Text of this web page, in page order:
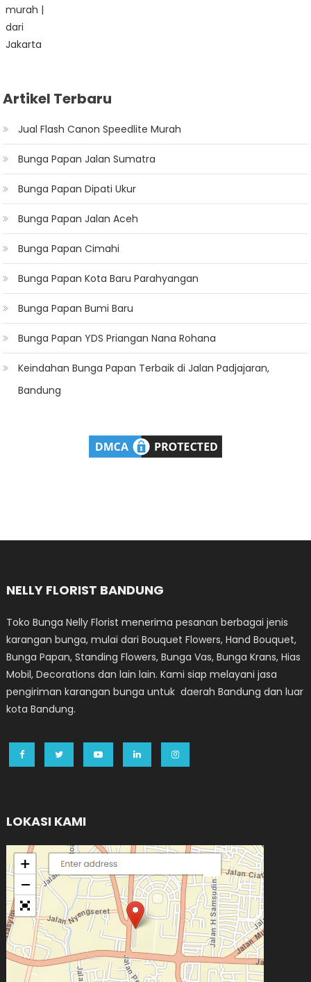
Artikel Terbaru
Jual Flash Canon Speedlite Murah
Bunga Papan Jalan Sumatra
Bunga Papan Dipati Ukur
Bunga Papan Jalan Aceh
Bunga Papan Cimahi
Bunga Papan Kota Baru Parahyangan
Bunga Papan Bumi Baru
Bunga Papan YDS Priangan Nana Rohana
Keindahan Bunga Papan Terbaik di Jalan Padjajaran,
Bandung
NELLY FLORIST BANDUNG
Toko Bunga Nelly Florist menerima pesanan berbagai jenis
karangan bunga, mulai dari Bouquet Flowers, Hand Bouquet,
Bunga Papan, Standing Flowers, Bunga Vas, Bunga Krans, Hias
Mobil, Decorations dan lain lain. Kami siap melayani jasa
pengiriman karangan bunga untuk daerah Bandung dan luar
kota Bandung.
LOKASI KAMI